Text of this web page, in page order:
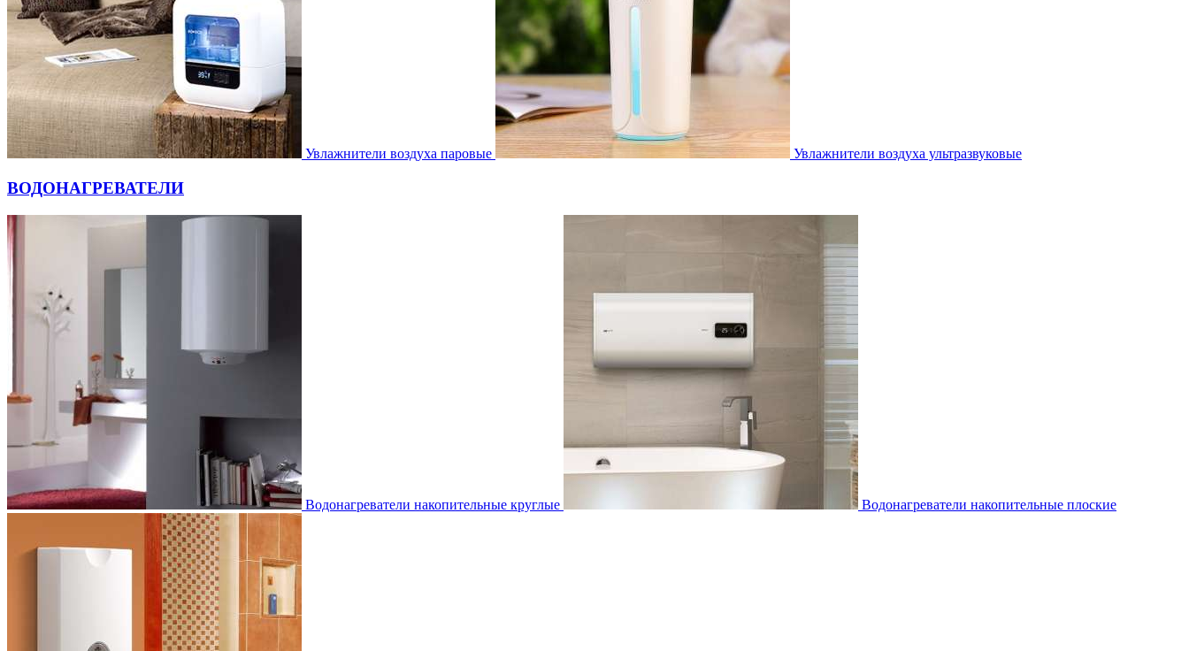
Увлажнители воздуха паровые Увлажнители воздуха ультразвуковые
ВОДОНАГРЕВАТЕЛИ
Водонагреватели накопительные круглые Водонагреватели накопительные плоские